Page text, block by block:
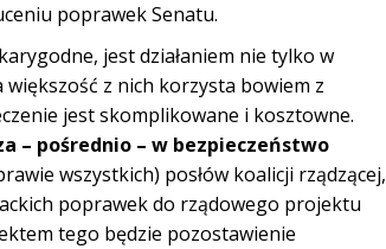
poprawek Senatu.
jest działaniem nie tylko w
z nich korzysta bowiem z
jest skomplikowane i kosztowne.
– pośrednio – w bezpieczeństwo
wszystkich) posłów koalicji rządzącej,
poprawek do rządowego projektu
tego będzie pozostawienie